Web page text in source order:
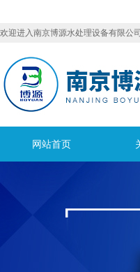
欢迎进入南京博源水处理设备有限公
网站首页